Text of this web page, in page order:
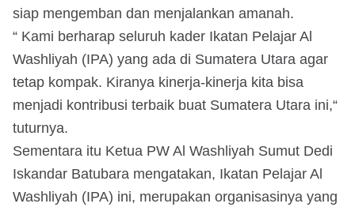
siap mengemban dan menjalankan amanah.
“ Kami berharap seluruh kader Ikatan Pelajar Al
Washliyah (IPA) yang ada di Sumatera Utara agar
tetap kompak. Kiranya kinerja-kinerja kita bisa
menjadi kontribusi terbaik buat Sumatera Utara ini,“
tuturnya.
Sementara itu Ketua PW Al Washliyah Sumut Dedi
Iskandar Batubara mengatakan, Ikatan Pelajar Al
Washliyah (IPA) ini, merupakan organisasinya yang